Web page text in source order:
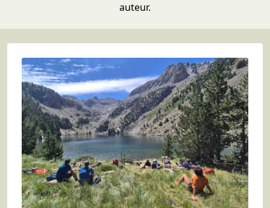
auteur.